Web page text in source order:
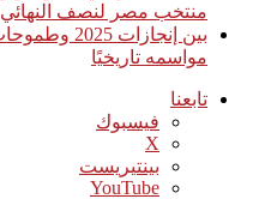
منتخب مصر لنصف النهائي
مواسمه تاريخيًا
تابعنا
فيسبوك
‫X
بينتيريست
‫YouTube